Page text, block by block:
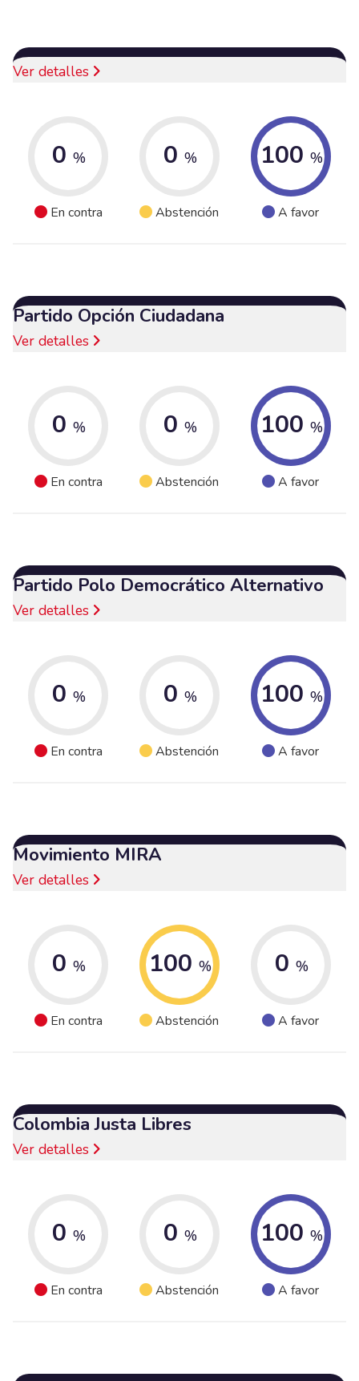
Ver detalles
0 %
En contra
0 %
Abstención
100 %
A favor
Partido Opción Ciudadana
Ver detalles
0 %
En contra
0 %
Abstención
100 %
A favor
Partido Polo Democrático Alternativo
Ver detalles
0 %
En contra
0 %
Abstención
100 %
A favor
Movimiento MIRA
Ver detalles
0 %
En contra
100 %
Abstención
0 %
A favor
Colombia Justa Libres
Ver detalles
0 %
En contra
0 %
Abstención
100 %
A favor